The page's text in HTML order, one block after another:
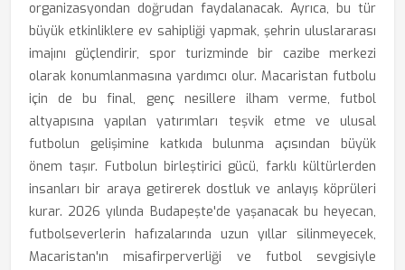
organizasyondan doğrudan faydalanacak. Ayrıca, bu tür
büyük etkinliklere ev sahipliği yapmak, şehrin uluslararası
imajını güçlendirir, spor turizminde bir cazibe merkezi
olarak konumlanmasına yardımcı olur. Macaristan futbolu
için de bu final, genç nesillere ilham verme, futbol
altyapısına yapılan yatırımları teşvik etme ve ulusal
futbolun gelişimine katkıda bulunma açısından büyük
önem taşır. Futbolun birleştirici gücü, farklı kültürlerden
insanları bir araya getirerek dostluk ve anlayış köprüleri
kurar. 2026 yılında Budapeşte'de yaşanacak bu heyecan,
futbolseverlerin hafızalarında uzun yıllar silinmeyecek,
Macaristan'ın misafirperverliği ve futbol sevgisiyle